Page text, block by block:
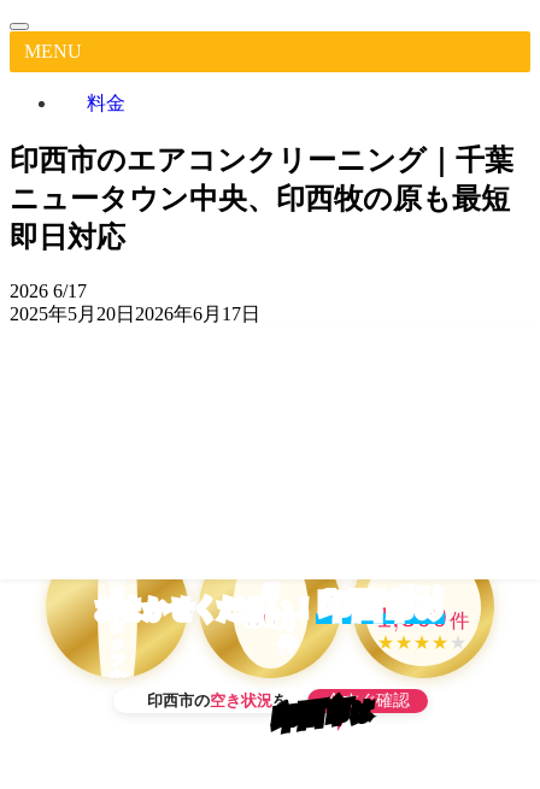
MENU
料金
印西市のエアコンクリーニング｜千葉
ニュータウン中央、印西牧の原も最短
即日対応
2026 6/17
2025年5月20日 2026年6月17日
在
50 1,500件
★★★★ ★
印西市の空き状況を 今すぐ確認
おまかせください！ 印西市 の
印西市は
当日予約